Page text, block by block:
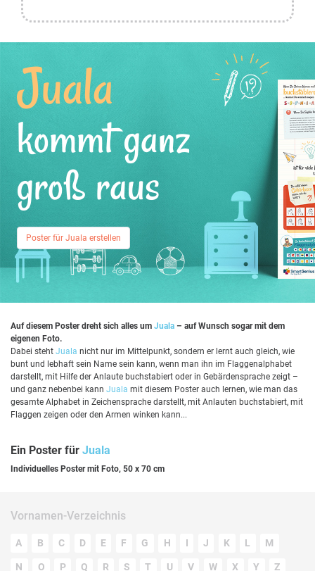
Juala
kommt ganz
groß raus
Poster für Juala erstellen
Auf diesem Poster dreht sich alles um Juala – auf Wunsch sogar mit dem
eigenen Foto.
Dabei steht Juala nicht nur im Mittelpunkt, sondern er lernt auch gleich, wie
bunt und lebhaft sein Name sein kann, wenn man ihn im Flaggenalphabet
darstellt, mit Hilfe der Anlaute buchstabiert oder in Gebärdensprache zeigt –
und ganz nebenbei kann Juala mit diesem Poster auch lernen, wie man das
gesamte Alphabet in Zeichensprache darstellt, mit Anlauten buchstabiert, mit
Flaggen zeigen oder den Armen winken kann...
Ein Poster für Juala
Individuelles Poster mit Foto, 50 x 70 cm
Vornamen-Verzeichnis
A B C D E F G H I J K L M
N O P Q R S T U V W X Y Z